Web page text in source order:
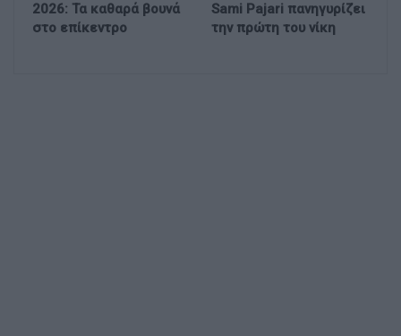
2026: Τα καθαρά βουνά
στο επίκεντρο
Sami Pajari πανηγυρίζει
την πρώτη του νίκη